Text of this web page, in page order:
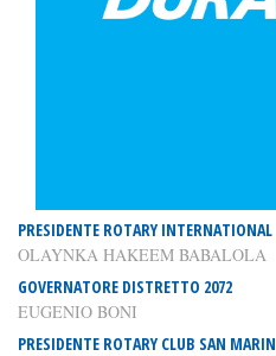
PRESIDENTE ROTARY INTERNATIONAL
OLAYNKA HAKEEM BABALOLA
GOVERNATORE DISTRETTO 2072
EUGENIO BONI
PRESIDENTE ROTARY CLUB SAN